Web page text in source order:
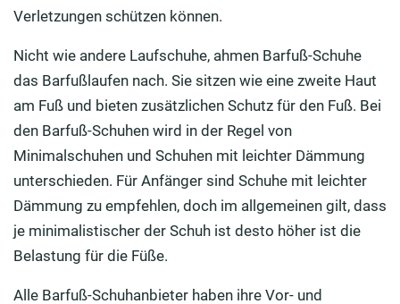
Verletzungen schützen können.
Nicht wie andere Laufschuhe, ahmen Barfuß-Schuhe
das Barfußlaufen nach. Sie sitzen wie eine zweite Haut
am Fuß und bieten zusätzlichen Schutz für den Fuß. Bei
den Barfuß-Schuhen wird in der Regel von
Minimalschuhen und Schuhen mit leichter Dämmung
unterschieden. Für Anfänger sind Schuhe mit leichter
Dämmung zu empfehlen, doch im allgemeinen gilt, dass
je minimalistischer der Schuh ist desto höher ist die
Belastung für die Füße.
Alle Barfuß-Schuhanbieter haben ihre Vor- und